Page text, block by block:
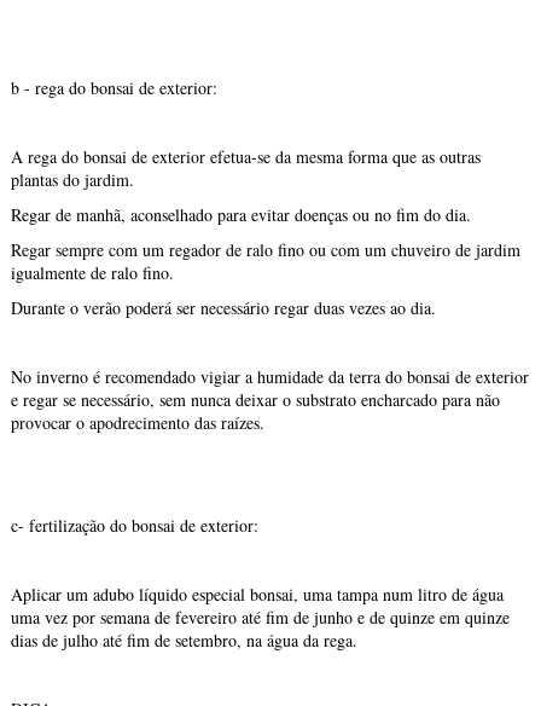
b - rega do bonsai de exterior:
A rega do bonsai de exterior efetua-se da mesma forma que as outras
plantas do jardim.
Regar de manhã, aconselhado para evitar doenças ou no fim do dia.
Regar sempre com um regador de ralo fino ou com um chuveiro de jardim
igualmente de ralo fino.
Durante o verão poderá ser necessário regar duas vezes ao dia.
No inverno é recomendado vigiar a humidade da terra do bonsai de exterior
e regar se necessário, sem nunca deixar o substrato encharcado para não
provocar o apodrecimento das raízes.
c- fertilização do bonsai de exterior:
Aplicar um adubo líquido especial bonsai, uma tampa num litro de água
uma vez por semana de fevereiro até fim de junho e de quinze em quinze
dias de julho até fim de setembro, na água da rega.